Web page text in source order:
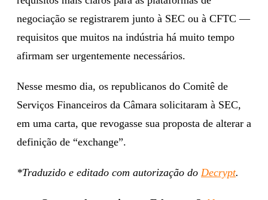
negociação se registrarem junto à SEC ou à CFTC —
requisitos que muitos na indústria há muito tempo
afirmam ser urgentemente necessários.
Nesse mesmo dia, os republicanos do Comitê de
Serviços Financeiros da Câmara solicitaram à SEC,
em uma carta, que revogasse sua proposta de alterar a
definição de “exchange”.
*Traduzido e editado com autorização do Decrypt.